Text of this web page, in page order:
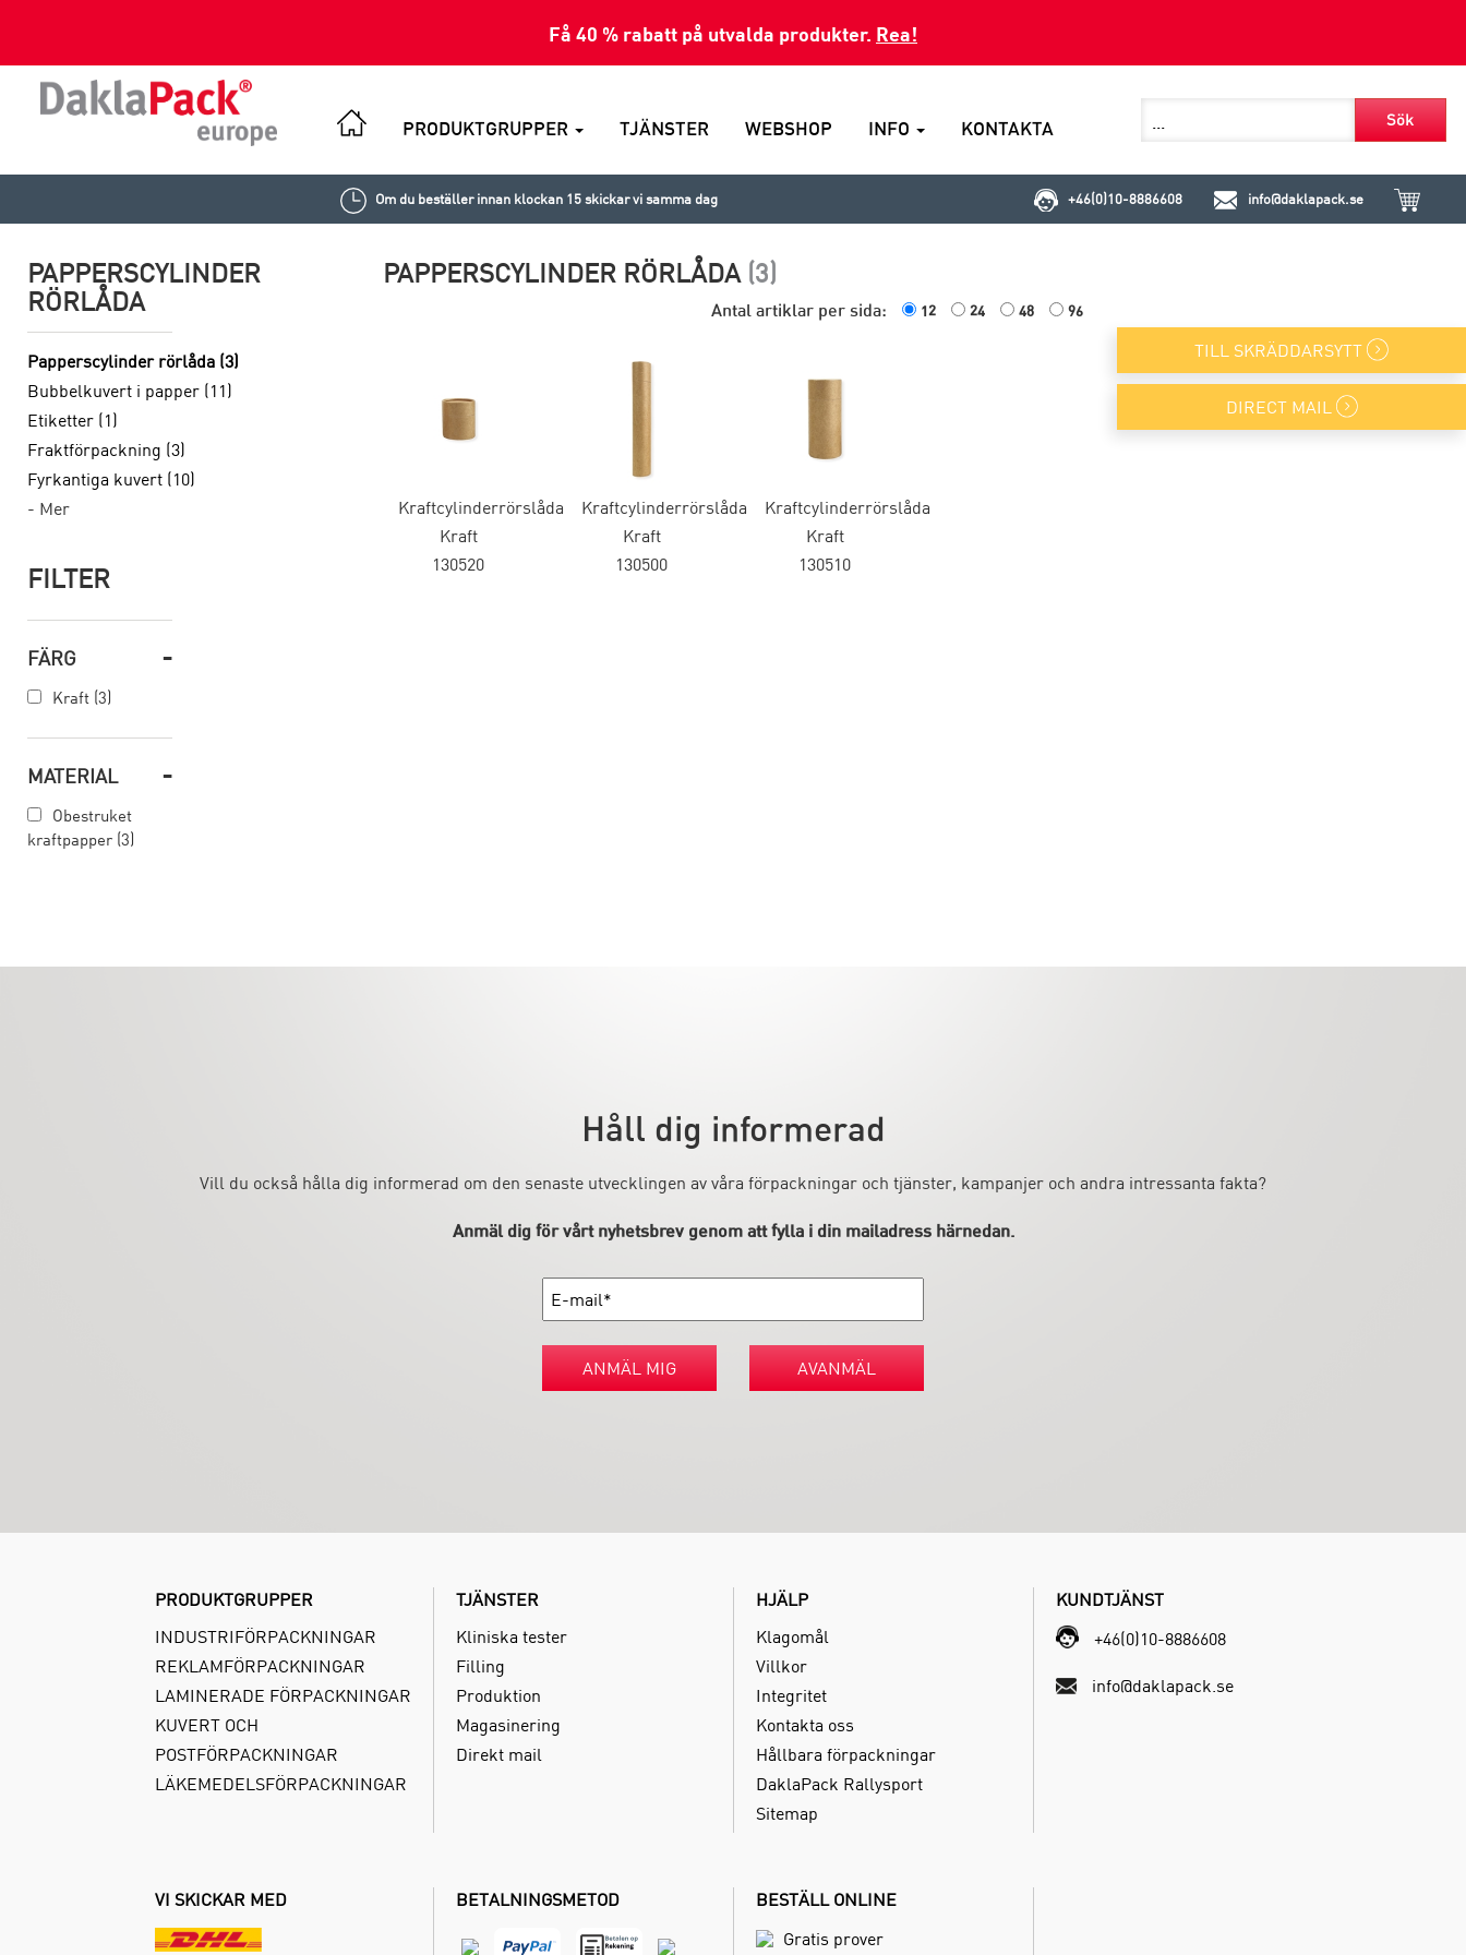
Få 40 % rabatt på utvalda produkter. Rea!
PRODUKTGRUPPER TJÄNSTER WEBSHOP INFO KONTAKTA Sök
Om du beställer innan klockan 15 skickar vi samma dag +46(0)10-8886608 info@daklapack.se
TILL SKRÄDDARSYTT
DIRECT MAIL
PAPPERSCYLINDER
RÖRLÅDA
Papperscylinder rörlåda (3)
Bubbelkuvert i papper (11)
Etiketter (1)
Fraktförpackning (3)
Fyrkantiga kuvert (10)
- Mer
FILTER
FÄRG -
Kraft (3)
MATERIAL -
Obestruket
kraftpapper (3)
PAPPERSCYLINDER RÖRLÅDA(3)
Antal artiklar per sida: 12 24 48 96
Kraftcylinderrörslåda
Kraft
130520
Kraftcylinderrörslåda
Kraft
130500
Kraftcylinderrörslåda
Kraft
130510
Håll dig informerad
Vill du också hålla dig informerad om den senaste utvecklingen av våra förpackningar och tjänster, kampanjer och andra intressanta fakta?
Anmäl dig för vårt nyhetsbrev genom att fylla i din mailadress härnedan.
ANMÄL MIG AVANMÄL
PRODUKTGRUPPER
INDUSTRIFÖRPACKNINGAR
REKLAMFÖRPACKNINGAR
LAMINERADE FÖRPACKNINGAR
KUVERT OCH
POSTFÖRPACKNINGAR
LÄKEMEDELSFÖRPACKNINGAR
TJÄNSTER
Kliniska tester
Filling
Produktion
Magasinering
Direkt mail
HJÄLP
Klagomål
Villkor
Integritet
Kontakta oss
Hållbara förpackningar
DaklaPack Rallysport
Sitemap
KUNDTJÄNST
+46(0)10-8886608
info@daklapack.se
VI SKICKAR MED BETALNINGSMETOD
BESTÄLL ONLINE
Gratis prover